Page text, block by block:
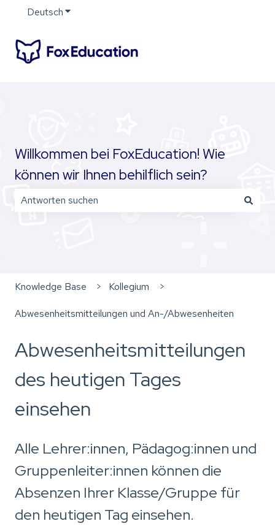
DeutschUntermenü für Übersetzungen anzeigen
Willkommen bei FoxEducation! Wie
können wir Ihnen behilflich sein?
Knowledge Base Kollegium
Abwesenheitsmitteilungen und An-/Abwesenheiten
Abwesenheitsmitteilungen
des heutigen Tages
einsehen
Alle Lehrer:innen, Pädagog:innen und
Gruppenleiter:innen können die
Absenzen Ihrer Klasse/Gruppe für
den heutigen Tag einsehen.